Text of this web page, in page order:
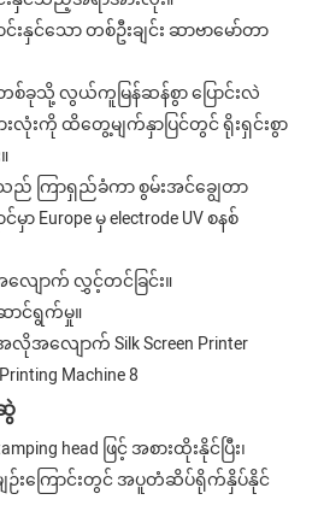
င်သော တစ်ဦးချင်း ဆာဗာမော်တာ
ခုသို့ လွယ်ကူမြန်ဆန်စွာ ပြောင်းလဲ
းလုံးကို ထိတွေ့မျက်နှာပြင်တွင် ရိုးရှင်းစွာ
သည် ကြာရှည်ခံကာ စွမ်းအင်ချွေတာ
Europe မှ electrode UV စနစ်
ျောက် လွှင့်တင်ခြင်း။
ောင်ရွက်မှု။
head ဖြင့် အစားထိုးနိုင်ပြီး၊
ျဉ်းကြောင်းတွင် အပူတံဆိပ်ရိုက်နှိပ်နိုင်